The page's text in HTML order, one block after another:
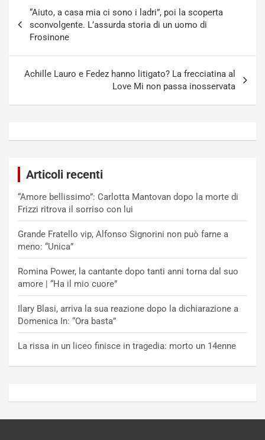
articoli
“Aiuto, a casa mia ci sono i ladri”, poi la scoperta
sconvolgente. L’assurda storia di un uomo di
Frosinone
Achille Lauro e Fedez hanno litigato? La frecciatina al
Love Mi non passa inosservata
Articoli recenti
“Amore bellissimo”: Carlotta Mantovan dopo la morte di
Frizzi ritrova il sorriso con lui
Grande Fratello vip, Alfonso Signorini non può farne a
meno: “Unica”
Romina Power, la cantante dopo tanti anni torna dal suo
amore | “Ha il mio cuore”
Ilary Blasi, arriva la sua reazione dopo la dichiarazione a
Domenica In: “Ora basta”
La rissa in un liceo finisce in tragedia: morto un 14enne